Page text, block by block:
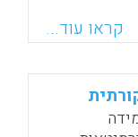
הוא תמיד
קראו עוד...